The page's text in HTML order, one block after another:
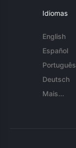
Idiomas
English
Español
Português
Deutsch
Mais...